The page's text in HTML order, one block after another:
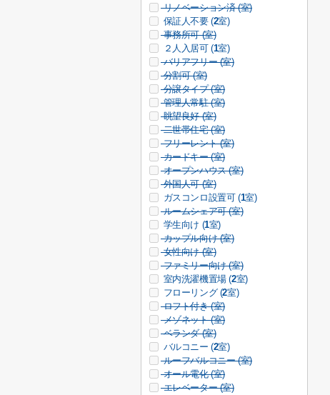
リノベーション済 (室)
保証人不要 (2室)
事務所可 (室)
２人入居可 (1室)
バリアフリー (室)
分割可 (室)
分譲タイプ (室)
管理人常駐 (室)
眺望良好 (室)
二世帯住宅 (室)
フリーレント (室)
カードキー (室)
オープンハウス (室)
外国人可 (室)
ガスコンロ設置可 (1室)
ルームシェア可 (室)
学生向け (1室)
カップル向け (室)
女性向け (室)
ファミリー向け (室)
室内洗濯機置場 (2室)
フローリング (2室)
ロフト付き (室)
メゾネット (室)
ベランダ (室)
バルコニー (2室)
ルーフバルコニー (室)
オール電化 (室)
エレベーター (室)